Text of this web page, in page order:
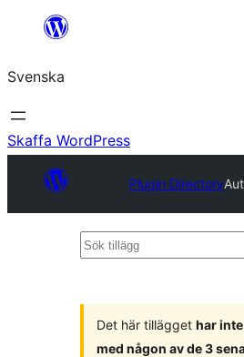
Hoppa
innehåll
Svenska
Skaffa WordPress
Plugin Directory
Sök
Det här tillägget har
med någon av de 3